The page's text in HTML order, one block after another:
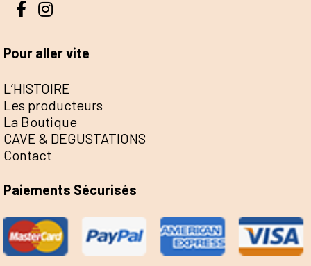
Pour aller vite
L’HISTOIRE
Les producteurs
La Boutique
CAVE & DEGUSTATIONS
Contact
Paiements Sécurisés